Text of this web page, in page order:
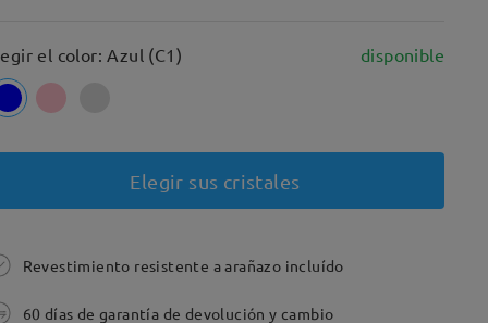
el color: Azul (C1) disponible
Elegir sus cristales
Revestimiento resistente a arañazo incluído
60 días de garantía de devolución y cambio